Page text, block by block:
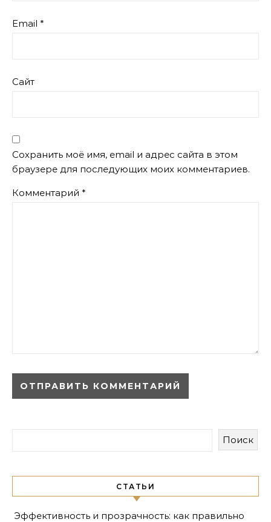
Email *
Сайт
Сохранить моё имя, email и адрес сайта в этом
браузере для последующих моих комментариев.
Комментарий *
Поиск
СТАТЬИ
Эффективность и прозрачность: как правильно